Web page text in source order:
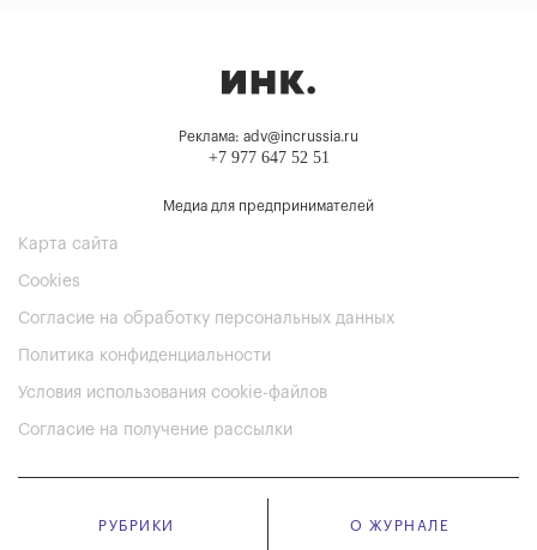
Реклама: adv@incrussia.ru
+7 977 647 52 51
Медиа для предпринимателей
Карта сайта
Cookies
Согласие на обработку персональных данных
Политика конфиденциальности
Условия использования cookie-файлов
Согласие на получение рассылки
РУБРИКИ О ЖУРНАЛЕ